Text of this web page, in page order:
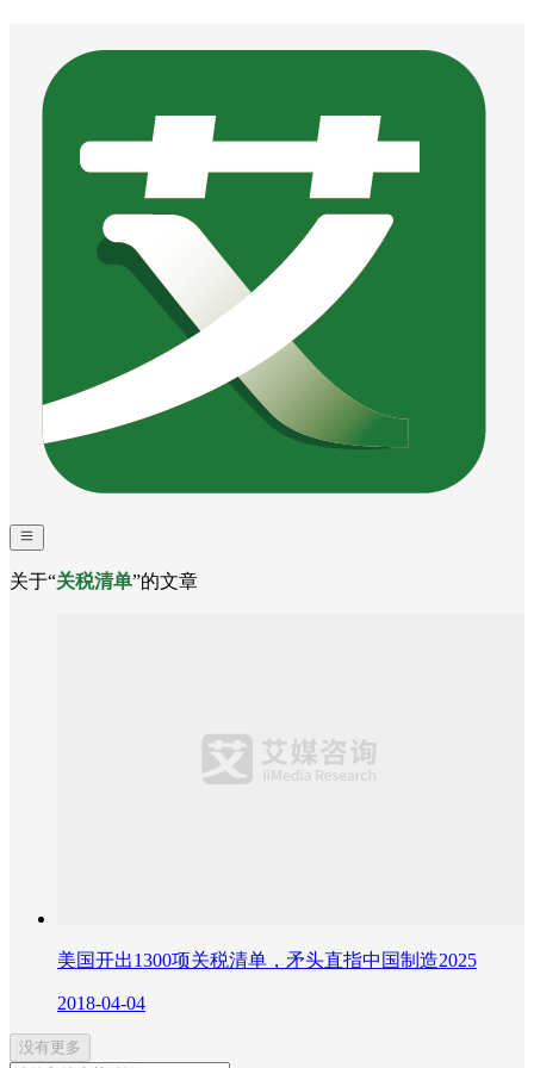
关于“关税清单”的文章
美国开出1300项关税清单，矛头直指中国制造2025
2018-04-04
没有更多